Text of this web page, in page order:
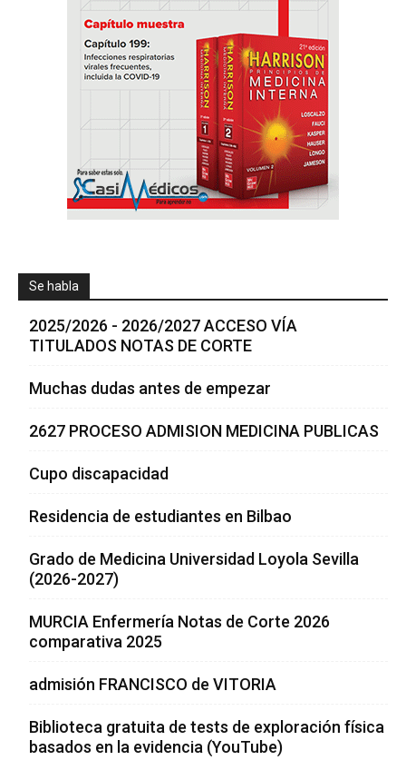
Se habla
2025/2026 - 2026/2027 ACCESO VÍA
TITULADOS NOTAS DE CORTE
Muchas dudas antes de empezar
2627 PROCESO ADMISION MEDICINA PUBLICAS
Cupo discapacidad
Residencia de estudiantes en Bilbao
Grado de Medicina Universidad Loyola Sevilla
(2026-2027)
MURCIA Enfermería Notas de Corte 2026
comparativa 2025
admisión FRANCISCO de VITORIA
Biblioteca gratuita de tests de exploración física
basados en la evidencia (YouTube)